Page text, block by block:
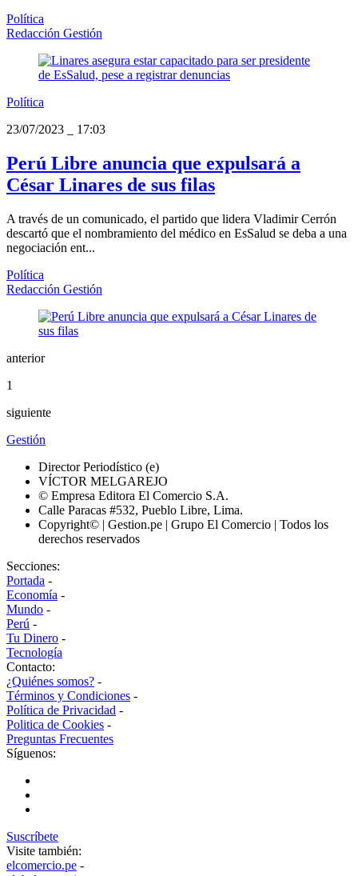
Política
Redacción Gestión
Política
23/07/2023
17:03
Perú Libre anuncia que expulsará a
César Linares de sus filas
A través de un comunicado, el partido que lidera Vladimir Cerrón
descartó que el nombramiento del médico en EsSalud se deba a una
negociación ent...
Política
Redacción Gestión
anterior
1
siguiente
Gestión
Director Periodístico (e)
VÍCTOR MELGAREJO
© Empresa Editora El Comercio S.A.
Calle Paracas #532, Pueblo Libre, Lima.
Copyright© | Gestion.pe | Grupo El Comercio | Todos los
derechos reservados
Secciones:
Portada -
Economía -
Mundo -
Perú -
Tu Dinero -
Tecnología
Contacto:
¿Quiénes somos? -
Términos y Condiciones -
Política de Privacidad -
Politica de Cookies -
Preguntas Frecuentes
Síguenos:
Suscríbete
Visite también:
elcomercio.pe -